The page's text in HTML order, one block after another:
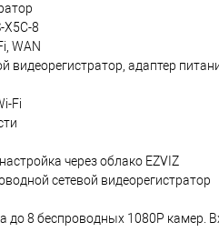
X5C-8
WAN
видеорегистратор, адаптер
Fi
через облако EZVIZ
сетевой видеорегистратор
до 8 беспроводных 1080P камер.